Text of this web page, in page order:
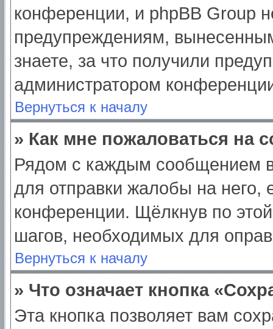
конференции, и phpBB Group
предупреждениям,
знаете, за что получили
администратором
Вернуться к началу
» Как мне пожаловаться на
Рядом с каждым сообщением
для отправки жалобы на него,
конференции. Щёлкнув по
шагов, необходимых для
Вернуться к началу
» Что означает кнопка
Эта кнопка позволяет вам